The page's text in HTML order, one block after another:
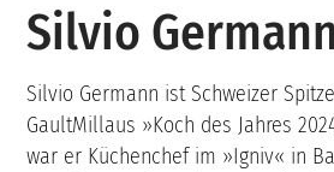
Silvio
Silvio Germann ist Schweizer
GaultMillaus »Koch des Jahres
war er Küchenchef im »Igniv« in